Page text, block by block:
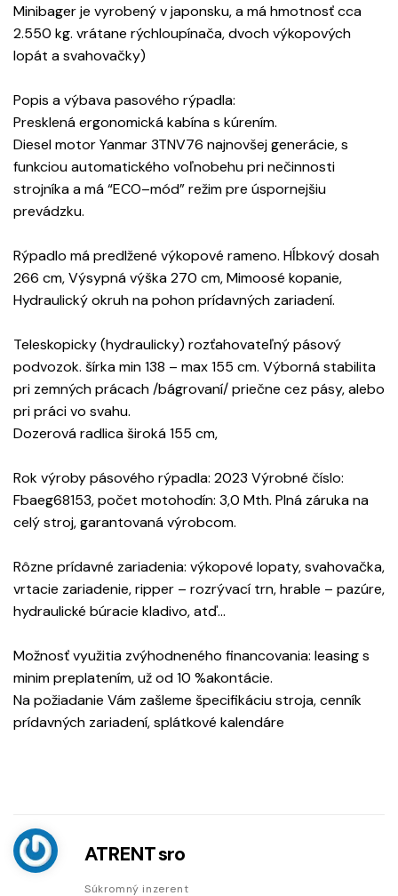
Minibager je vyrobený v japonsku, a má hmotnosť cca
2.550 kg. vrátane rýchloupínača, dvoch výkopových
lopát a svahovačky)
Popis a výbava pasového rýpadla:
Presklená ergonomická kabína s kúrením.
Diesel motor Yanmar 3TNV76 najnovšej generácie, s
funkciou automatického voľnobehu pri nečinnosti
strojníka a má “ECO–mód” režim pre úspornejšiu
prevádzku.
Rýpadlo má predlžené výkopové rameno. Hĺbkový dosah
266 cm, Výsypná výška 270 cm, Mimoosé kopanie,
Hydraulický okruh na pohon prídavných zariadení.
Teleskopicky (hydraulicky) rozťahovateľný pásový
podvozok. šírka min 138 – max 155 cm. Výborná stabilita
pri zemných prácach /bágrovaní/ priečne cez pásy, alebo
pri práci vo svahu.
Dozerová radlica široká 155 cm,
Rok výroby pásového rýpadla: 2023 Výrobné číslo:
Fbaeg68153, počet motohodín: 3,0 Mth. Plná záruka na
celý stroj, garantovaná výrobcom.
Rôzne prídavné zariadenia: výkopové lopaty, svahovačka,
vrtacie zariadenie, ripper – rozrývací trn, hrable – pazúre,
hydraulické búracie kladivo, atď…
Možnosť využitia zvýhodneného financovania: leasing s
minim preplatením, už od 10 %akontácie.
Na požiadanie Vám zašleme špecifikáciu stroja, cenník
prídavných zariadení, splátkové kalendáre
ATRENT sro
Súkromný inzerent